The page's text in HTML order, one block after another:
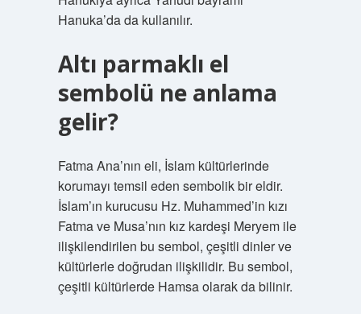
Hanuka’da da kullanılır.
Altı parmaklı el
sembolü ne anlama
gelir?
Fatma Ana’nın eli, İslam kültürlerinde
korumayı temsil eden sembolik bir eldir.
İslam’ın kurucusu Hz. Muhammed’in kızı
Fatma ve Musa’nın kız kardeşi Meryem ile
ilişkilendirilen bu sembol, çeşitli dinler ve
kültürlerle doğrudan ilişkilidir. Bu sembol,
çeşitli kültürlerde Hamsa olarak da bilinir.